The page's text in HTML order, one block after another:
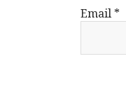
Email *